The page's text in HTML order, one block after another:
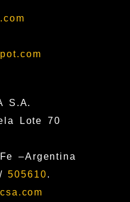
S.A.
Lote 70
–Argentina
505610.